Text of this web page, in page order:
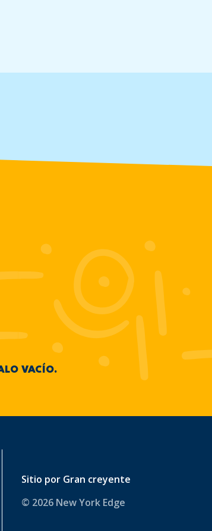
VACÍO.
Sitio por Gran creyente
© 2026 New York Edge